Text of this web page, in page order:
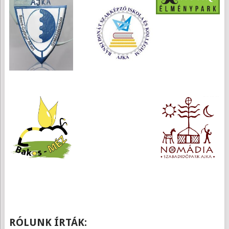
RÓLUNK ÍRTÁK: